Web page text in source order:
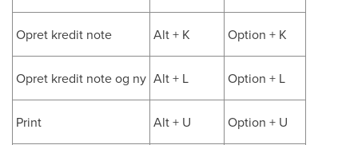
Opret kredit note Alt + K Option + K
Opret kredit note og ny Alt + L Option + L
Print Alt + U Option + U